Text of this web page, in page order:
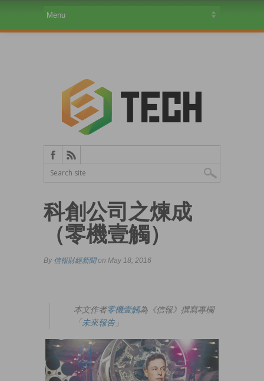
科創公司之煉成
（零機壹觸）
By 信報財經新聞on May 18, 2016
本文作者零機壹觸為《信報》撰寫專欄
「 未來報告」